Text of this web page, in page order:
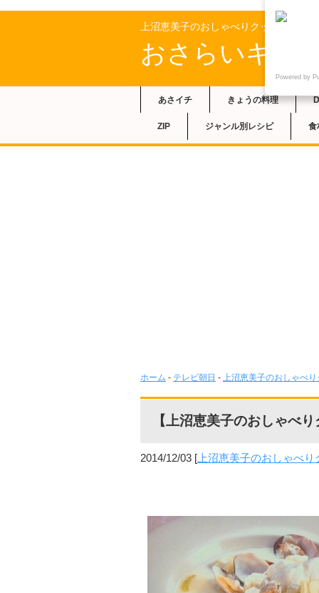
上沼恵美子のおしゃべりクッキングの
おさらいキッ
あさイチ きょうの料理
ZIP ジャンル別レシピ 食
ホーム - テレビ朝日 - 上沼恵美子のおしゃべ
【上沼恵美子のおしゃべ
2014/12/03 [ 上沼恵美子のおしゃべ
Powered by